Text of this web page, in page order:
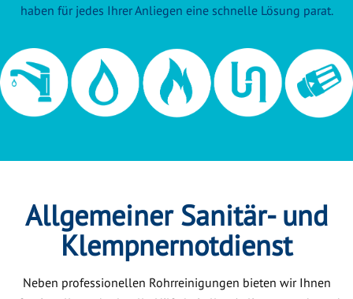
haben für jedes Ihrer Anliegen eine schnelle Lösung parat.
Allgemeiner Sanitär- und
Klempnernotdienst
Neben professionellen Rohrreinigungen bieten wir Ihnen